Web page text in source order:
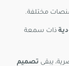
مختلفة.
ذات سمعة
يبقى تصميم